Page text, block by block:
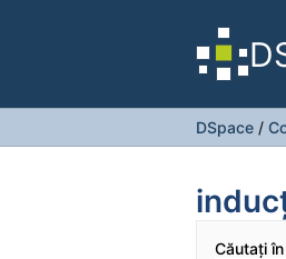
DSpace /
Căutați